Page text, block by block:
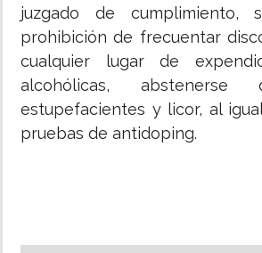
juzgado de cumplimiento,
prohibición de frecuentar
cualquier lugar de
alcohólicas, abstenerse
estupefacientes y licor, al
pruebas de antidoping.